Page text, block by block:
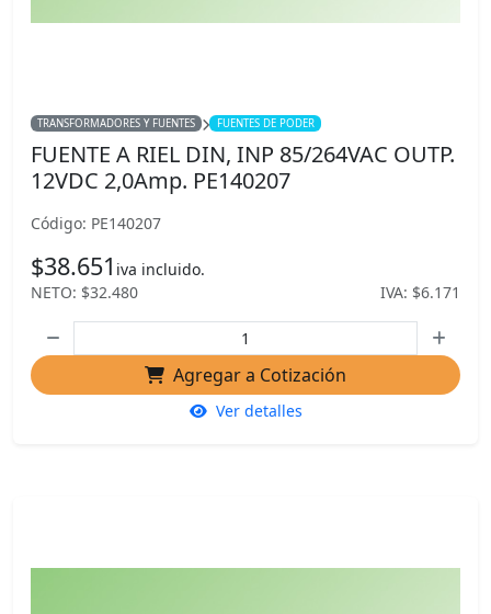
TRANSFORMADORES Y FUENTES FUENTES DE PODER
FUENTE A RIEL DIN, INP 85/264VAC OUTP.
12VDC 2,0Amp. PE140207
Código: PE140207
$38.651 iva incluido.
NETO: $32.480
IVA: $6.171
Agregar a Cotización
Ver detalles